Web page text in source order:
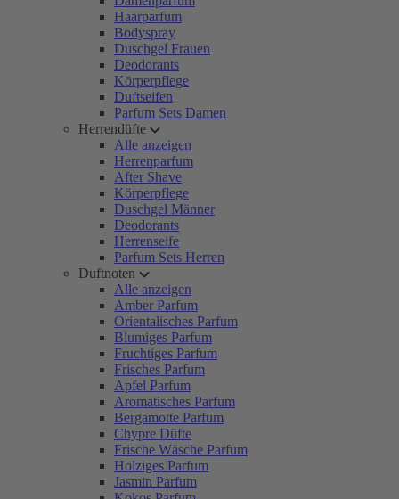
Haarparfum
Bodyspray
Duschgel Frauen
Deodorants
Körperpflege
Duftseifen
Parfum Sets Damen
Herrendüfte
Alle anzeigen
Herrenparfum
After Shave
Körperpflege
Duschgel Männer
Deodorants
Herrenseife
Parfum Sets Herren
Duftnoten
Alle anzeigen
Amber Parfum
Orientalisches Parfum
Blumiges Parfum
Fruchtiges Parfum
Frisches Parfum
Apfel Parfum
Aromatisches Parfum
Bergamotte Parfum
Chypre Düfte
Frische Wäsche Parfum
Holziges Parfum
Jasmin Parfum